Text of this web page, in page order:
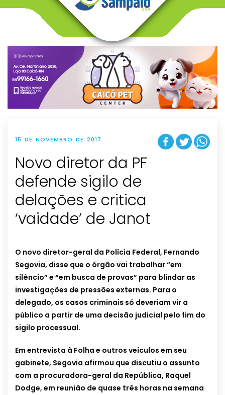
v
g
t
i
o
n
15 DE NOVEMBRO DE 2017
Novo diretor da PF
defende sigilo de
delações e critica
‘vaidade’ de Janot
O novo diretor-geral da Polícia Federal, Fernando
Segovia, disse que o órgão vai trabalhar “em
silêncio” e “em busca de provas” para blindar as
investigações de pressões externas. Para o
delegado, os casos criminais só deveriam vir a
público a partir de uma decisão judicial pelo fim do
sigilo processual.
Em entrevista à Folha e outros veículos em seu
gabinete, Segovia afirmou que discutiu o assunto
com a procuradora-geral da República, Raquel
Dodge, em reunião de quase três horas na semana